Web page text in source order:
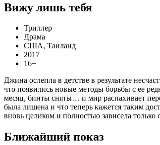
Вижу лишь тебя
Триллер
Драма
США, Таиланд
2017
16+
Джина ослепла в детстве в результате
что появились новые методы борьбы с ее
месяц, бинты сняты… и мир распахивает
была лишена и что теперь кажется таким
вновь целиком и полностью зависела
Ближайший показ